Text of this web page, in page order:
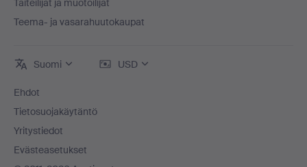
Taiteilijat ja muotoilijat
Teema- ja vasarahuutokaupat
Suomi USD
Ehdot
Tietosuojakäytäntö
Yritystiedot
Evästeasetukset